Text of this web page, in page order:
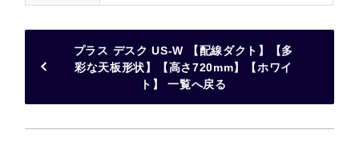
プラス デスク US-W 【配線ダクト】【多
彩な天板形状】【高さ720mm】【ホワイ
ト】 一覧へ戻る